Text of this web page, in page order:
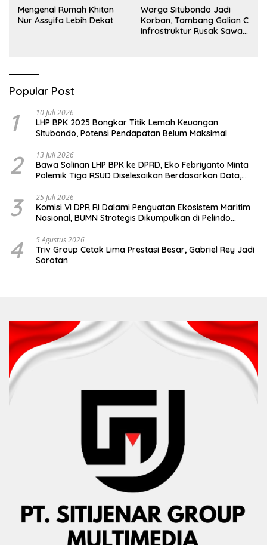
Mengenal Rumah Khitan
Nur Assyifa Lebih Dekat
Warga Situbondo Jadi
Korban, Tambang Galian C
Infrastruktur Rusak Sawah
Popular Post
1 10 Juli 2026
LHP BPK 2025 Bongkar Titik Lemah Keuangan
Situbondo, Potensi Pendapatan Belum Maksimal
2 13 Juli 2026
Bawa Salinan LHP BPK ke DPRD, Eko Febriyanto Minta
Polemik Tiga RSUD Diselesaikan Berdasarkan Data,
3 25 Juli 2026
Komisi VI DPR RI Dalami Penguatan Ekosistem Maritim
Nasional, BUMN Strategis Dikumpulkan di Pelindo
4 5 Agustus 2026
Triv Group Cetak Lima Prestasi Besar, Gabriel Rey Jadi
Sorotan